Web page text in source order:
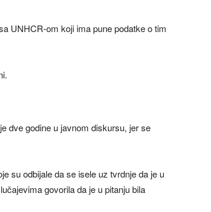
UNHCR-om koji ima pune podatke o tim
dve godine u javnom diskursu, jer se
su odbijale da se isele uz tvrdnje da je u
govorila da je u pitanju bila